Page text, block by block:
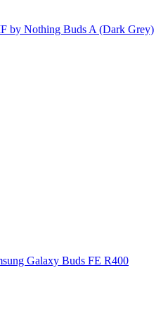
by Nothing Buds A (Dark Grey)
Galaxy Buds FE R400